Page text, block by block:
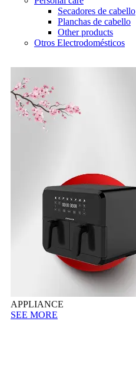
Secadores de cabello
Planchas de cabello
Other products
Otros Electrodomésticos
APPLIANCE
SEE MORE